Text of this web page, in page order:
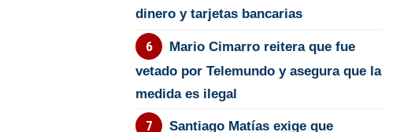
dinero y tarjetas bancarias
Mario Cimarro reitera que fue
vetado por Telemundo y asegura que la
medida es ilegal
Santiago Matías exige que